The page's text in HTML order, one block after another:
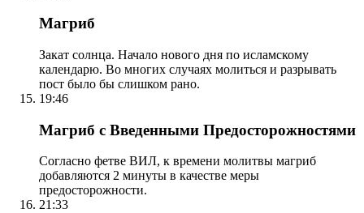
Магриб
Закат солнца. Начало нового дня по исламскому
календарю. Во многих случаях молиться и разрывать
пост было бы слишком рано.
19:46
Магриб с Введенными Предосторожностями
Согласно фетве ВИЛ, к времени молитвы магриб
добавляются 2 минуты в качестве меры
предосторожности.
21:33